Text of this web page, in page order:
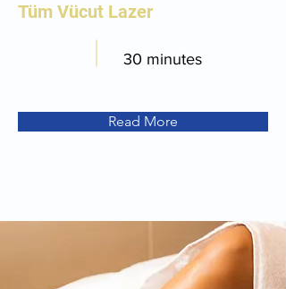
Tüm Vücut Lazer
30 minutes
Read More